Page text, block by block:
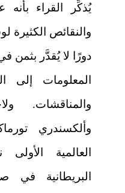
يُذكِّر القراء
والنقائص الكثيرة
دورًا لا يُقدَّر
المعلومات إلى
والمناقشات.
وألكسندري
العالمية
البريطانية في